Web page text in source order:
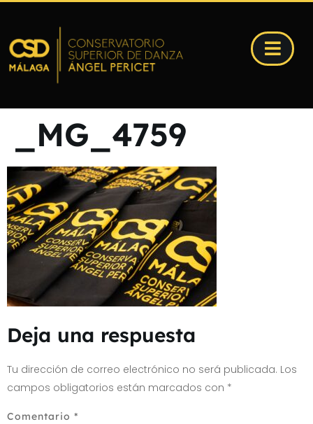
_MG_4759
Deja una respuesta
Tu dirección de correo electrónico no será publicada. Los
campos obligatorios están marcados con *
Comentario *